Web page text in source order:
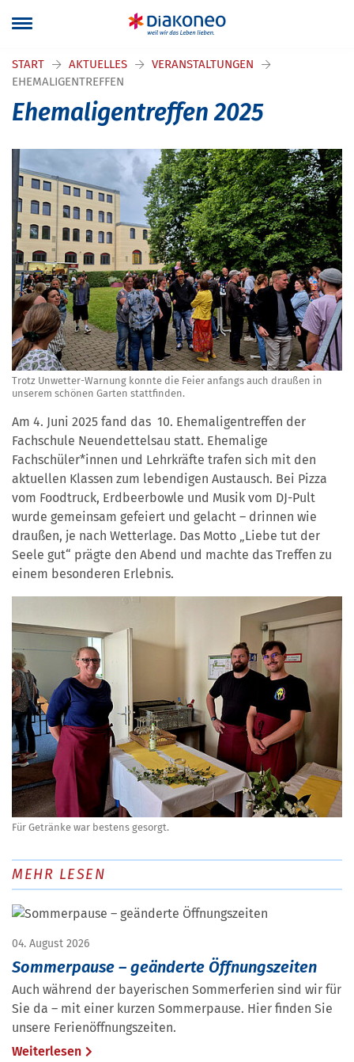
START AKTUELLES
VERANSTALTUNGEN
EHEMALIGENTREFFEN
Ehemaligentreffen 2025
Trotz Unwetter-Warnung konnte die Feier anfangs auch draußen in
unserem schönen Garten stattfinden.
Am 4. Juni 2025 fand das 10. Ehemaligentreffen der
Fachschule Neuendettelsau statt. Ehemalige
Fachschüler*innen und Lehrkräfte trafen sich mit den
aktuellen Klassen zum lebendigen Austausch. Bei Pizza
vom Foodtruck, Erdbeerbowle und Musik vom DJ-Pult
wurde gemeinsam gefeiert und gelacht – drinnen wie
draußen, je nach Wetterlage. Das Motto „Liebe tut der
Seele gut“ prägte den Abend und machte das Treffen zu
einem besonderen Erlebnis.
Für Getränke war bestens gesorgt.
MEHR LESEN
04. August 2026
Sommerpause – geänderte Öffnungszeiten
Auch während der bayerischen Sommerferien sind wir für
Sie da – mit einer kurzen Sommerpause. Hier finden Sie
unsere Ferienöffnungszeiten.
Weiterlesen